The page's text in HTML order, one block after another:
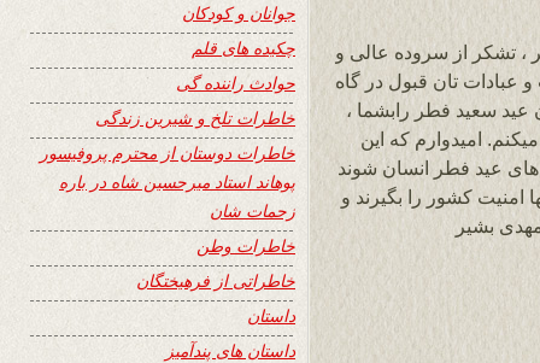
، تشکر از سروده عالی و
عبادات تان قبول در گاه
سعید فطر رابشما ،
امیدوارم که این
های عید فطر انسان شوند
امنیت کشور را بگیرند و
بشیر
جوانان و کودکان
چکیده های قلم
حوادث راننده گی
خاطرات تلخ و شیرین زندگی
خاطرات دوستان از محترم پروفیسور
پوهاند استاد میرحسین شاه در باره
زحمات شان
خاطرات وطن
خاطراتی از فرهیختگان
داستان
داستان های پندآمیز